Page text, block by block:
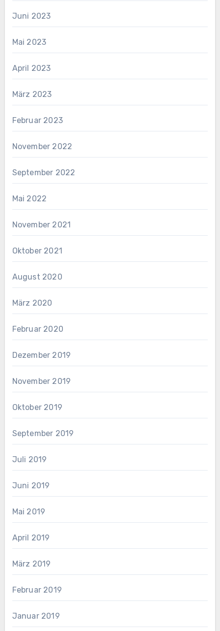
Juni 2023
Mai 2023
April 2023
März 2023
Februar 2023
November 2022
September 2022
Mai 2022
November 2021
Oktober 2021
August 2020
März 2020
Februar 2020
Dezember 2019
November 2019
Oktober 2019
September 2019
Juli 2019
Juni 2019
Mai 2019
April 2019
März 2019
Februar 2019
Januar 2019